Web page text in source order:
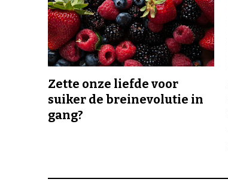
Zette onze liefde voor
suiker de breinevolutie in
gang?